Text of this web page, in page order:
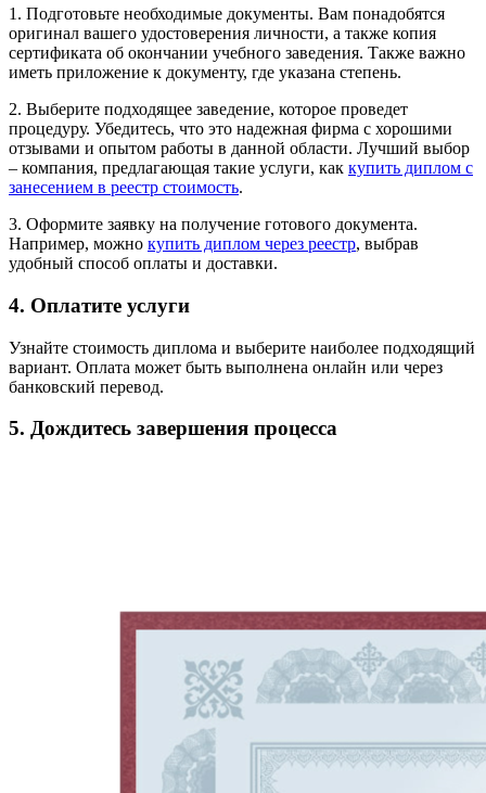
1. Подготовьте необходимые документы. Вам понадобятся
оригинал вашего удостоверения личности, а также копия
сертификата об окончании учебного заведения. Также важно
иметь приложение к документу, где указана степень.
2. Выберите подходящее заведение, которое проведет
процедуру. Убедитесь, что это надежная фирма с хорошими
отзывами и опытом работы в данной области. Лучший выбор
– компания, предлагающая такие услуги, как купить диплом с
занесением в реестр стоимость.
3. Оформите заявку на получение готового документа.
Например, можно купить диплом через реестр, выбрав
удобный способ оплаты и доставки.
4. Оплатите услуги
Узнайте стоимость диплома и выберите наиболее подходящий
вариант. Оплата может быть выполнена онлайн или через
банковский перевод.
5. Дождитесь завершения процесса